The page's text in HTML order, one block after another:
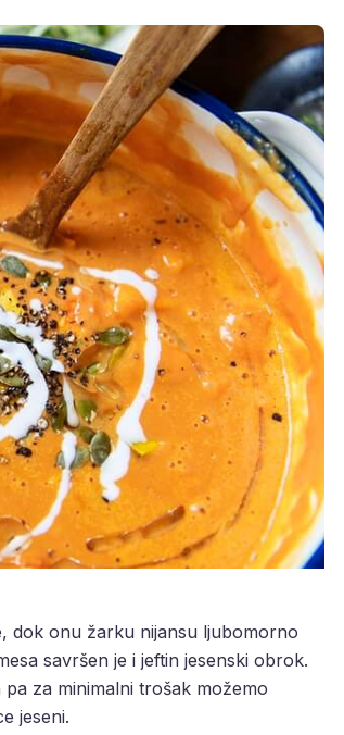
dok onu žarku nijansu ljubomorno
savršen je i jeftin jesenski obrok.
za minimalni trošak možemo
jeseni.